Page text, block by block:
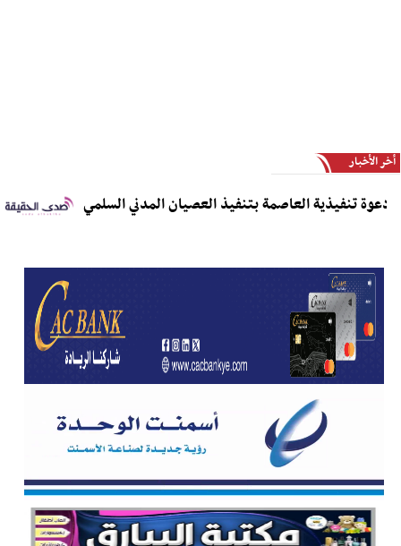
أخر الأخبار
تنفيذية العاصمة بتنفيذ العصيان المدني السلمي